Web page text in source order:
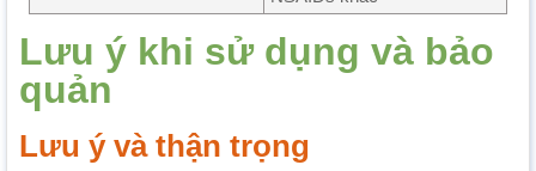
Lưu ý khi sử dụng và bảo
quản
Lưu ý và thận trọng